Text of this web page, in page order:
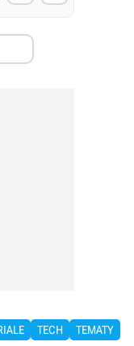
TECH TEMATY